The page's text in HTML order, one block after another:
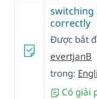
switching
correctly
Được bắt
evertjanB
trong:
Có giải